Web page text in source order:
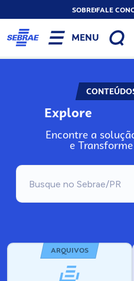
SOBREFALE
MENU
Explore
Encontre a
e
ARQUIVOS